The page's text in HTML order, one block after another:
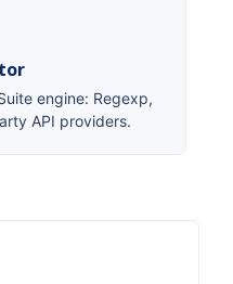
engine: Regexp,
API providers.